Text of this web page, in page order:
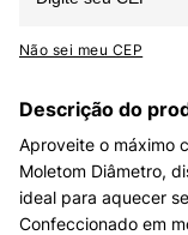
Não sei meu CEP
Descrição do
Aproveite o máximo
Moletom Diâmetro,
ideal para aquecer
Confeccionado em